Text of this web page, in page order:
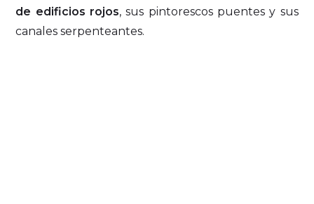
de edificios rojos, sus pintorescos puentes y sus
canales serpenteantes.